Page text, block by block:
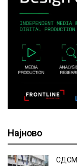
Најново
СДСМ: